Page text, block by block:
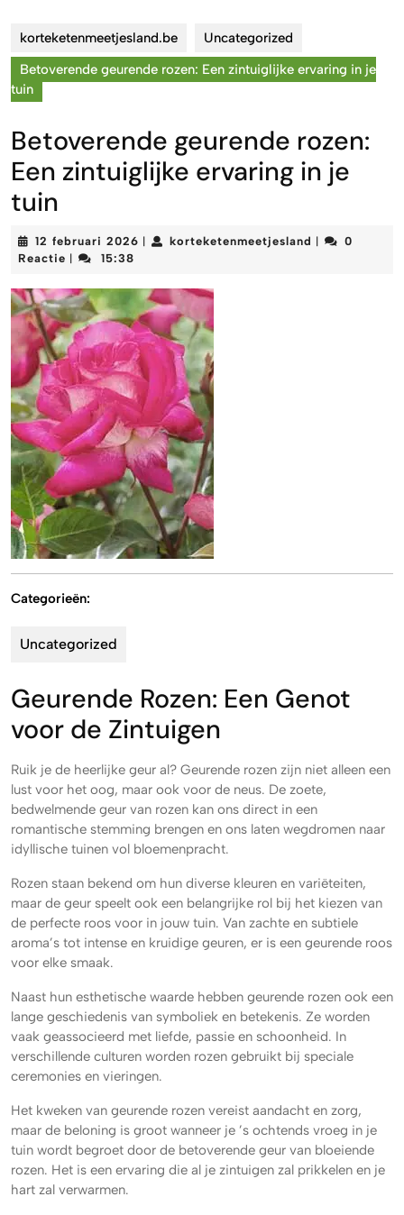
korteketenmeetjesland.be
Uncategorized
Betoverende geurende rozen: Een zintuiglijke ervaring in je
tuin
Betoverende geurende rozen:
Een zintuiglijke ervaring in je
tuin
12 februari 2026 12
korteketenmeetjesland
0
Reactie
15:38
Categorieën:
Uncategorized
Geurende Rozen: Een Genot
voor de Zintuigen
Ruik je de heerlijke geur al? Geurende rozen zijn niet alleen een
lust voor het oog, maar ook voor de neus. De zoete,
bedwelmende geur van rozen kan ons direct in een
romantische stemming brengen en ons laten wegdromen naar
idyllische tuinen vol bloemenpracht.
Rozen staan bekend om hun diverse kleuren en variëteiten,
maar de geur speelt ook een belangrijke rol bij het kiezen van
de perfecte roos voor in jouw tuin. Van zachte en subtiele
aroma’s tot intense en kruidige geuren, er is een geurende roos
voor elke smaak.
Naast hun esthetische waarde hebben geurende rozen ook een
lange geschiedenis van symboliek en betekenis. Ze worden
vaak geassocieerd met liefde, passie en schoonheid. In
verschillende culturen worden rozen gebruikt bij speciale
ceremonies en vieringen.
Het kweken van geurende rozen vereist aandacht en zorg,
maar de beloning is groot wanneer je ’s ochtends vroeg in je
tuin wordt begroet door de betoverende geur van bloeiende
rozen. Het is een ervaring die al je zintuigen zal prikkelen en je
hart zal verwarmen.